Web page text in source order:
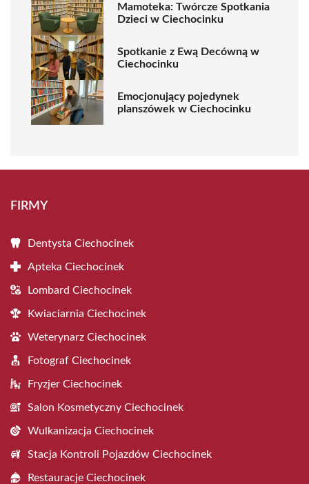
Mamoteka: Twórcze Spotkania
Dzieci w Ciechocinku
Spotkanie z Ewą Decówną w
Ciechocinku
Emocjonujący pojedynek
planszówek w Ciechocinku
FIRMY
Dentysta Ciechocinek
Apteka Ciechocinek
Lombard Ciechocinek
Kwiaciarnia Ciechocinek
Weterynarz Ciechocinek
Fotograf Ciechocinek
Fryzjer Ciechocinek
Salon Kosmetyczny Ciechocinek
Wulkanizacja Ciechocinek
Stacja Kontroli Pojazdów Ciechocinek
Restauracje Ciechocinek